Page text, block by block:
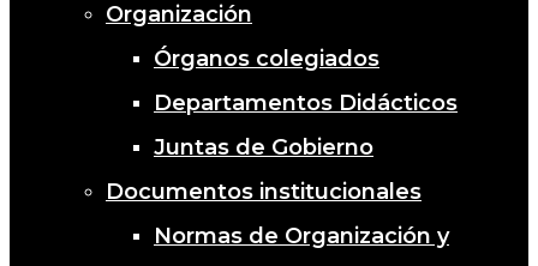
Organización
Órganos colegiados
Departamentos Didácticos
Juntas de Gobierno
Documentos institucionales
Normas de Organización y